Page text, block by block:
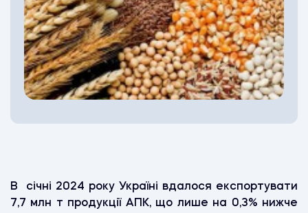
В січні 2024 року Україні вдалося експортувати
7,7 млн т продукції АПК, що лише на 0,3% нижче